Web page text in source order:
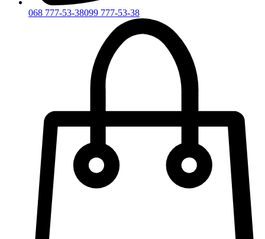
068 777-53-38099 777-53-38